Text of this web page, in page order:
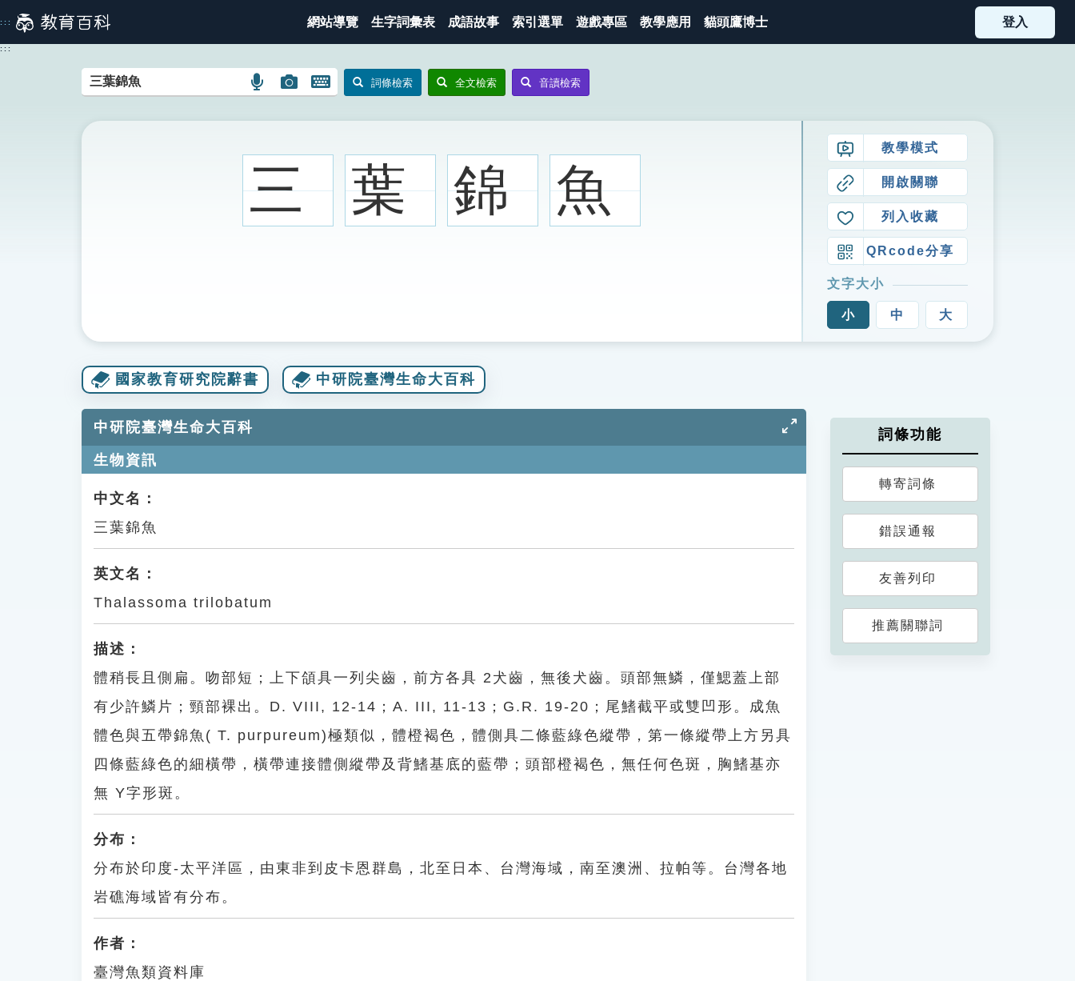
到
主
::: 網站導覽 生字詞彙表 成語故事 索引選單 遊戲專區 教學應用 貓頭鷹博士 登入
:::
語
搜
圖
圖
搜
圖
開
鍵
圖
詞條檢索 全文檢索 音讀檢索
三 葉 錦 魚
教學模式
開啟關聯
列入收藏
QRcode分享
文字大小
小 中 大
國家教育研究院辭書 中研院臺灣生命大百科
中研院臺灣生命大百科
生物資訊
中文名：
三葉錦魚
英文名：
Thalassoma trilobatum
描述：
體稍長且側扁。吻部短；上下頜具一列尖齒，前方各具 2犬齒，無後犬齒。頭部無鱗，僅鰓蓋上部
有少許鱗片；頸部裸出。D. VIII, 12-14；A. III, 11-13；G.R. 19-20；尾鰭截平或雙凹形。成魚
體色與五帶錦魚( T. purpureum)極類似，體橙褐色，體側具二條藍綠色縱帶，第一條縱帶上方另具
四條藍綠色的細橫帶，橫帶連接體側縱帶及背鰭基底的藍帶；頭部橙褐色，無任何色斑，胸鰭基亦
無 Y字形斑。
分布：
分布於印度-太平洋區，由東非到皮卡恩群島，北至日本、台灣海域，南至澳洲、拉帕等。台灣各地
岩礁海域皆有分布。
作者：
臺灣魚類資料庫
詞條功能
轉寄詞條
錯誤通報
友善列印
推薦關聯詞